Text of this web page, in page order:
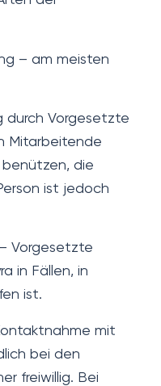
– am meisten
Vorgesetzte
Mitarbeitende
benützen, die
ist jedoch
Vorgesetzte
in Fällen, in
ist.
mit
bei den
freiwillig. Bei